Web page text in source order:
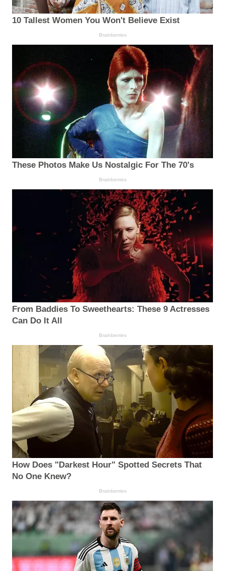
10 Tallest Women You Won't Believe Exist
Brainberries
These Photos Make Us Nostalgic For The 70's
Brainberries
From Baddies To Sweethearts: These 9 Actresses
Can Do It All
Brainberries
How Does "Darkest Hour" Spotted Secrets That
No One Knew?
Brainberries